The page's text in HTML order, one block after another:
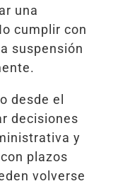
una
cumplir con
suspensión
desde el
decisiones
y
plazos
volverse